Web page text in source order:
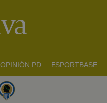
OPINIÓN PD ESPORTBASE